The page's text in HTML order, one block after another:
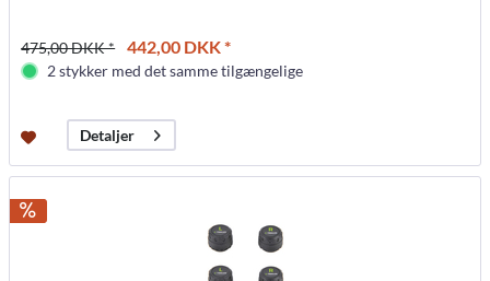
475,00 DKK * 442,00 DKK *
2 stykker med det samme tilgængelige
Detaljer